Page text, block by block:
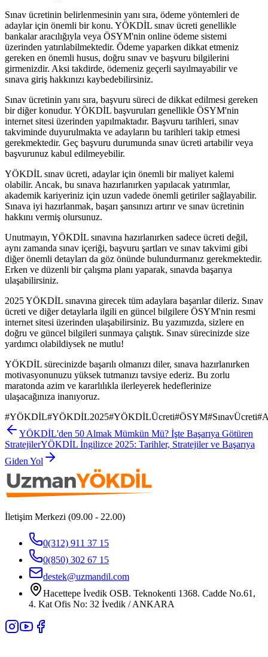
Sınav ücretinin belirlenmesinin yanı sıra, ödeme yöntemleri de
adaylar için önemli bir konu. YÖKDİL sınav ücreti genellikle
bankalar aracılığıyla veya ÖSYM'nin online ödeme sistemi
üzerinden yatırılabilmektedir. Ödeme yaparken dikkat etmeniz
gereken en önemli husus, doğru sınav ve başvuru bilgilerini
girmenizdir. Aksi takdirde, ödemeniz geçerli sayılmayabilir ve
sınava giriş hakkınızı kaybedebilirsiniz.
Sınav ücretinin yanı sıra, başvuru süreci de dikkat edilmesi gereken
bir diğer konudur. YÖKDİL başvuruları genellikle ÖSYM'nin
internet sitesi üzerinden yapılmaktadır. Başvuru tarihleri, sınav
takviminde duyurulmakta ve adayların bu tarihleri takip etmesi
gerekmektedir. Geç başvuru durumunda sınav ücreti artabilir veya
başvurunuz kabul edilmeyebilir.
YÖKDİL sınav ücreti, adaylar için önemli bir maliyet kalemi
olabilir. Ancak, bu sınava hazırlanırken yapılacak yatırımlar,
akademik kariyeriniz için uzun vadede önemli getiriler sağlayabilir.
Sınava iyi hazırlanmak, başarı şansınızı artırır ve sınav ücretinin
hakkını vermiş olursunuz.
Unutmayın, YÖKDİL sınavına hazırlanırken sadece ücreti değil,
aynı zamanda sınav içeriği, başvuru şartları ve sınav takvimi gibi
diğer önemli detayları da göz önünde bulundurmanız gerekmektedir.
Erken ve düzenli bir çalışma planı yaparak, sınavda başarıya
ulaşabilirsiniz.
2025 YÖKDİL sınavına girecek tüm adaylara başarılar dileriz. Sınav
ücreti ve diğer detaylarla ilgili en güncel bilgilere ÖSYM'nin resmi
internet sitesi üzerinden ulaşabilirsiniz. Bu yazımızda, sizlere en
doğru ve güncel bilgileri sunmaya çalıştık. Sınav sürecinizde size
yardımcı olabildiysek ne mutlu!
YÖKDİL sürecinizde başarılı olmanızı diler, sınava hazırlanırken
motivasyonunuzu yüksek tutmanızı tavsiye ederiz. Bu zorlu
maratonda azim ve kararlılıkla ilerleyerek hedeflerinize
ulaşacağınıza inanıyoruz.
#YÖKDİL#YÖKDİL2025#YÖKDİLÜcreti#ÖSYM#SınavÜcreti#
YÖKDİL'den 50 Almak Mümkün Mü? İşte Başarıya Götüren
StratejilerYÖKDİL İngilizce 2025: Tarihler, Stratejiler ve Başarıya
Giden Yol
İletişim Merkezi (09.00 - 22.00)
0(312) 911 37 15
0(850) 302 67 15
destek@uzmandil.com
Hacettepe İvedik OSB. Teknokenti 1368. Cadde No.61,
4. Kat Ofis No: 32 İvedik / ANKARA